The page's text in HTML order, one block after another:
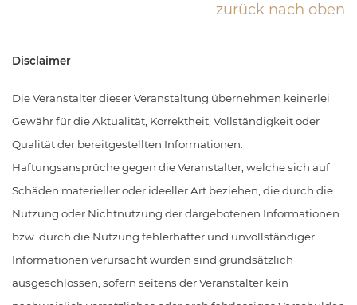
zurück nach oben
Disclaimer
Die Veranstalter dieser Veranstaltung übernehmen keinerlei
Gewähr für die Aktualität, Korrektheit, Vollständigkeit oder
Qualität der bereitgestellten Informationen.
Haftungsansprüche gegen die Veranstalter, welche sich auf
Schäden materieller oder ideeller Art beziehen, die durch die
Nutzung oder Nichtnutzung der dargebotenen Informationen
bzw. durch die Nutzung fehlerhafter und unvollständiger
Informationen verursacht wurden sind grundsätzlich
ausgeschlossen, sofern seitens der Veranstalter kein